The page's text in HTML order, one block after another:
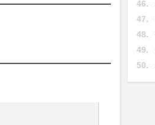
46.
47.
48.
49.
50.